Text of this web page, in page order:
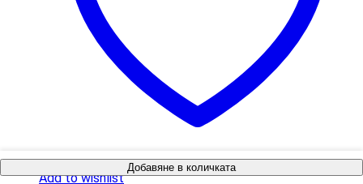
Add to wishlist
Добавяне в количката